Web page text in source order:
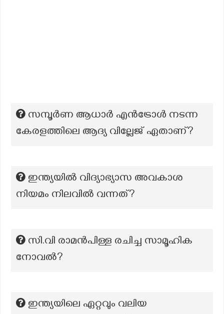
സമ്പൂർണ ആധാർ എൻട്രോൾ നടന്ന
കേരളത്തിലെ ആദ്യ വില്ലേജ് ഏതാണ്?
ഇന്ത്യയിൽ വിദ്യാഭ്യാസ അവകാശ
നിയമം നിലവിൽ വന്നത്?
സി.വി രാമന്‍പിള്ള രചിച്ച സാമൂഹിക
നോവല്‍?
ഇന്ത്യയിലെ ഏറ്റവും വലിയ